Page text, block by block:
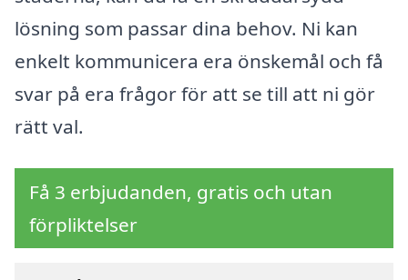
lösning som passar dina behov. Ni kan
enkelt kommunicera era önskemål och få
svar på era frågor för att se till att ni gör
rätt val.
Få 3 erbjudanden, gratis och utan
förpliktelser